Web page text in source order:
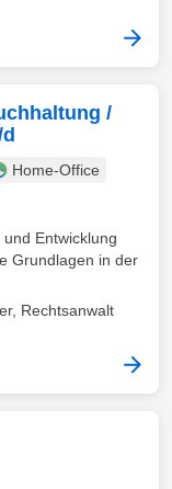
/
Home-Office
Entwicklung
Grundlagen in der
Rechtsanwalt